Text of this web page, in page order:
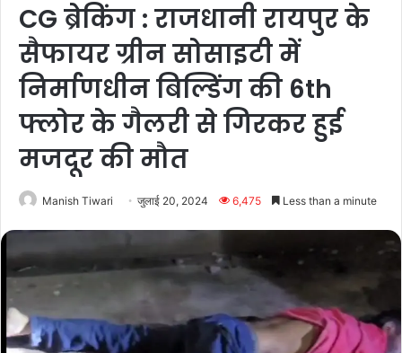
CG ब्रेकिंग : राजधानी रायपुर के
सैफायर ग्रीन सोसाइटी में
निर्माणधीन बिल्डिंग की 6th
फ्लोर के गैलरी से गिरकर हुई
मजदूर की मौत
Manish Tiwari जुलाई 20, 2024 6,475 Less than a minute